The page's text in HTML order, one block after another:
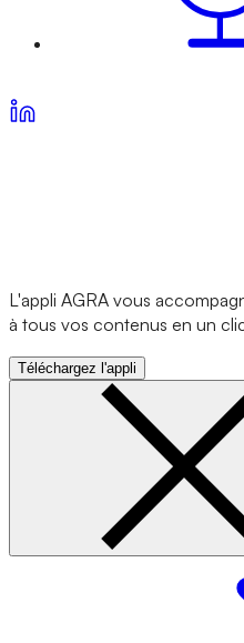
L'appli AGRA vous
à tous vos contenus en un
Téléchargez l'appli